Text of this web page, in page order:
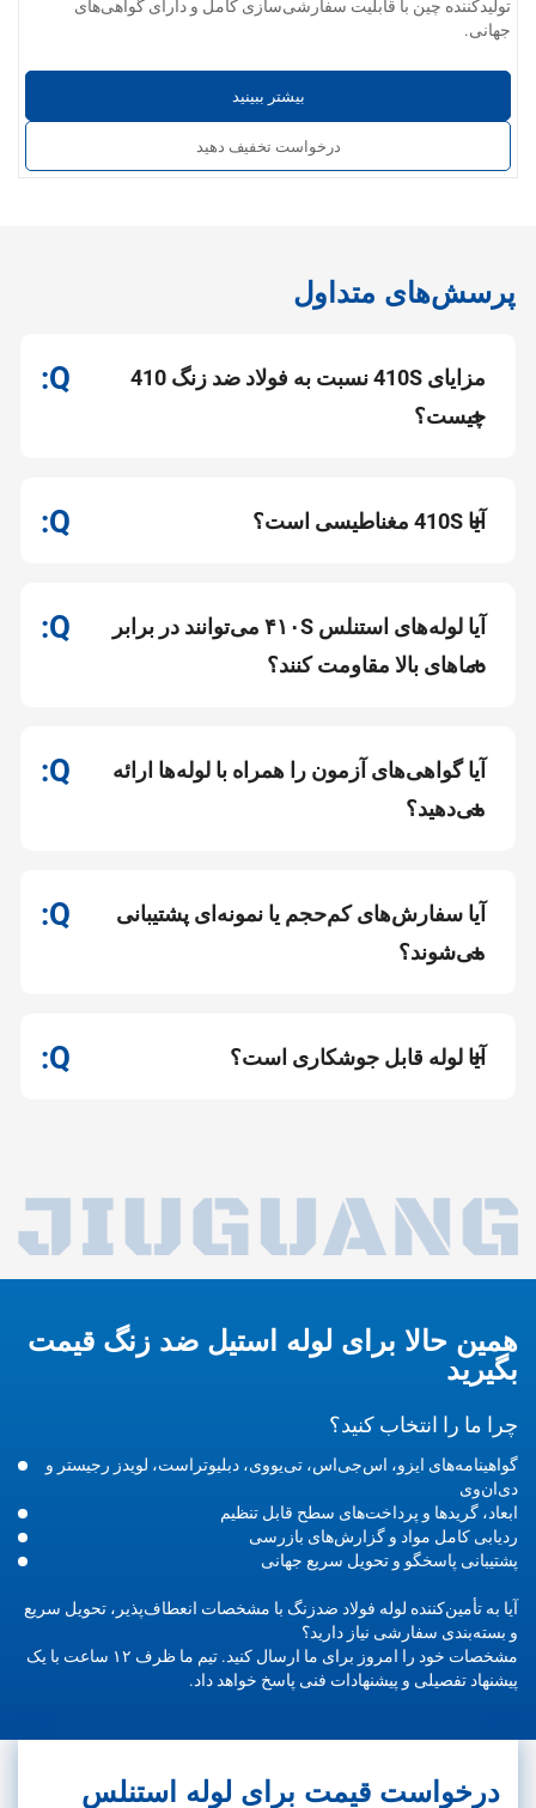
تولیدکننده چین با قابلیت سفارشی‌سازی کامل و دارای گواهی‌های
جهانی.
بیشتر ببینید
درخواست تخفیف دهید
پرسش‌های متداول
مزایای 410S نسبت به فولاد ضد زنگ 410
چیست؟
آیا 410S مغناطیسی است؟
آیا لوله‌های استنلس ۴۱۰S می‌توانند در برابر
دماهای بالا مقاومت کنند؟
آیا گواهی‌های آزمون را همراه با لوله‌ها ارائه
می‌دهید؟
آیا سفارش‌های کم‌حجم یا نمونه‌ای پشتیبانی
می‌شوند؟
آیا لوله قابل جوشکاری است؟
همین حالا برای لوله استیل ضد زنگ قیمت
بگیرید
چرا ما را انتخاب کنید؟
گواهینامه‌های ایزو، اس‌جی‌اس، تی‌یو‌وی، دبلیو‌تراست، لویدز رجیستر و
دی‌ان‌وی
ابعاد، گریدها و پرداخت‌های سطح قابل تنظیم
ردیابی کامل مواد و گزارش‌های بازرسی
پشتیبانی پاسخگو و تحویل سریع جهانی
آیا به تأمین‌کننده لوله فولاد ضدزنگ با مشخصات انعطاف‌پذیر، تحویل سریع
و بسته‌بندی سفارشی نیاز دارید؟
مشخصات خود را امروز برای ما ارسال کنید. تیم ما ظرف ۱۲ ساعت با یک
پیشنهاد تفصیلی و پیشنهادات فنی پاسخ خواهد داد.
درخواست قیمت برای لوله استنلس